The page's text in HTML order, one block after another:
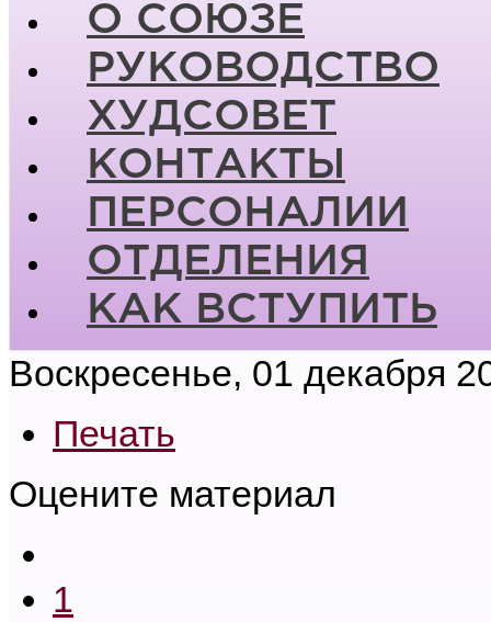
О СОЮЗЕ
РУКОВОДСТВО
ХУДСОВЕТ
КОНТАКТЫ
ПЕРСОНАЛИИ
ОТДЕЛЕНИЯ
КАК ВСТУПИТЬ
Воскресенье, 01 декабря
Печать
Оцените материал
1